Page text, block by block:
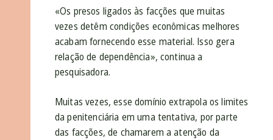
«Os presos ligados às facções que muitas
vezes detêm condições econômicas melhores
acabam fornecendo esse material. Isso gera
relação de dependência», continua a
pesquisadora.
Muitas vezes, esse domínio extrapola os limites
da penitenciária em uma tentativa, por parte
das facções, de chamarem a atenção da